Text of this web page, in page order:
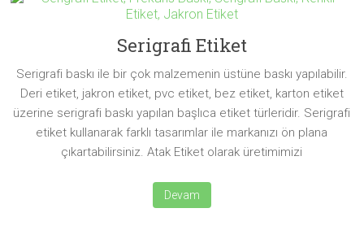
Serigrafi Etiket
Serigrafi baskı ile bir çok malzemenin üstüne baskı yapılabilir.
Deri etiket, jakron etiket, pvc etiket, bez etiket, karton etiket
üzerine serigrafi baskı yapılan başlıca etiket türleridir. Serigrafi
etiket kullanarak farklı tasarımlar ile markanızı ön plana
çıkartabilirsiniz. Atak Etiket olarak üretimimizi
Devam